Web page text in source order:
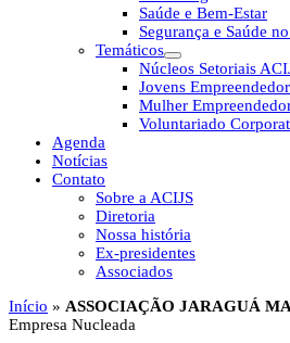
Saúde e Bem-Estar
Segurança e Saúde
Temáticos
Núcleos Setoriais
Jovens
Mulher
Voluntariado
Agenda
Notícias
Contato
Sobre a ACIJS
Diretoria
Nossa história
Ex-presidentes
Associados
Início » ASSOCIAÇÃO JARAGUÁ
Empresa Nucleada